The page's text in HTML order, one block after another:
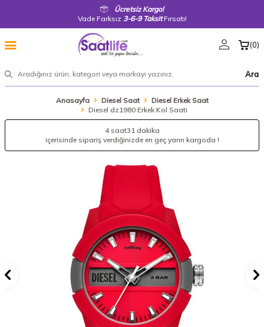
Ücretsiz Kargo!
Vade Farksız 3-6-9 TaksitFırsatı!
Ara
(0)
Anasayfa Diesel Saat
Diesel Erkek Saat
Diesel dz1980 Erkek Kol Saati
4 saat31 dakika
içerisinde sipariş verdiğinizde en geç yarın kargoda !